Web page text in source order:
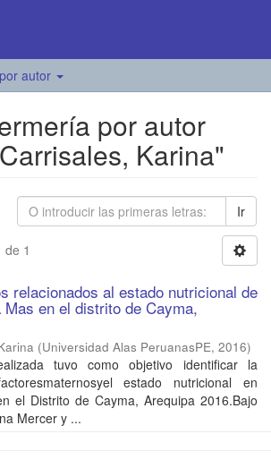
autor
por autor
Karina"
Ir
1
relacionados al estado nutricional de
en el distrito de Cayma,
(Universidad Alas PeruanasPE, 2016)
tuvo como objetivo identificar la
estado nutricional en
el Distrito de Cayma, Arequipa 2016.Bajo
Mercer y ...